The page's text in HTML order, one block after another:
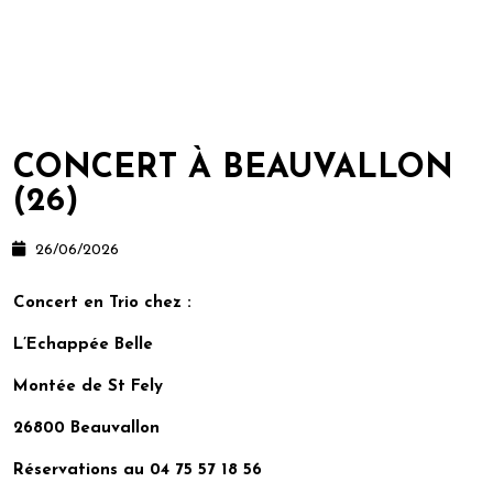
CONCERT À BEAUVALLON
(26)
26/06/2026
Concert en Trio chez :
L’Echappée Belle
Montée de St Fely
26800 Beauvallon
Réservations au 04 75 57 18 56